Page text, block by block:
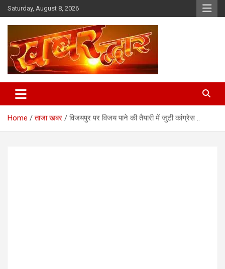
Skip
to
content
Saturday, August 8, 2026
Khabar Dwar
Home ताजा खबर विजयपुर पर विजय पाने की तैयारी में जुटी कांग्रेस ..